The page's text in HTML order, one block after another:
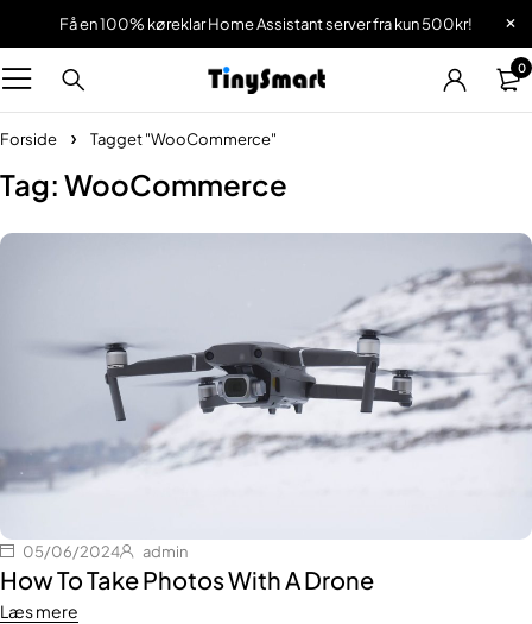
Få en 100% køreklar Home Assistant server fra kun 500kr!
0
Forside Tagget "WooCommerce"
Tag: WooCommerce
05/06/2024 admin
How To Take Photos With A Drone
Læs mere